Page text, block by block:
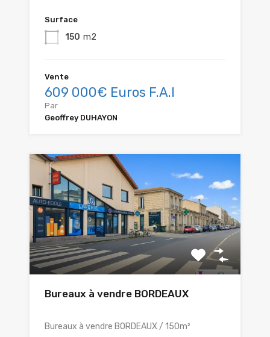
Surface
150 m2
Vente
609 000€ Euros F.A.I
Par
Geoffrey DUHAYON
Bureaux à vendre BORDEAUX
Bureaux à vendre BORDEAUX / 150m²